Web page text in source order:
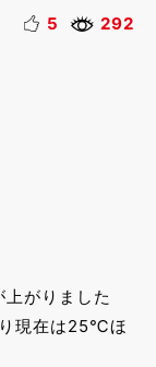
5 292
がりました
り現在は25℃ほ